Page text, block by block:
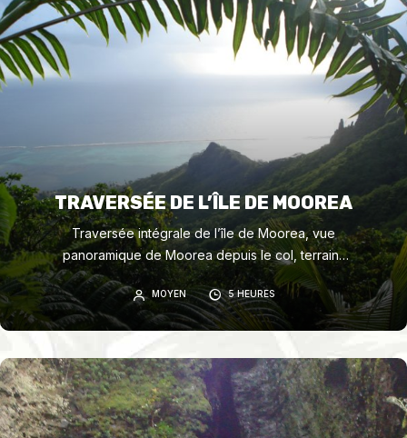
TRAVERSÉE DE L’ÎLE DE MOOREA
Traversée intégrale de l’île de Moorea, vue
panoramique de Moorea depuis le col, terrains
variés.
MOYEN 5 HEURES